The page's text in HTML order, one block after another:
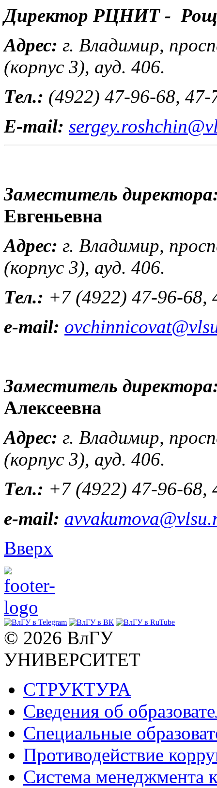
Директор РЦНИТ -
Адрес: г. Владимир,
(корпус 3), ауд. 406.
Тел.: (4922) 47-96-68, 47-
E-mail:
Заместитель
Евгеньевна
Адрес: г. Владимир,
(корпус 3), ауд. 406.
Тел.: +7 (4922) 47-96-68,
e-mail:
Заместитель
Алексеевна
Адрес: г. Владимир,
(корпус 3), ауд. 406.
Тел.: +7 (4922) 47-96-68,
e-mail:
Вверх
© 2026 ВлГУ
УНИВЕРСИТЕТ
СТРУКТУРА
Сведения об
Специальные
Противодействие
Система менеджмента